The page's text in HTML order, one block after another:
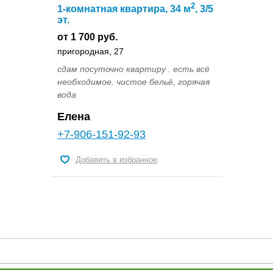
1-комнатная квартира, 34 м2, 3/5
эт.
от 1 700 руб.
пригородная, 27
сдам посуточно квартиру . есть всё
необходимое. чистое бельё, горячая
вода
Елена
+7-906-151-92-93
Добавить в избранное